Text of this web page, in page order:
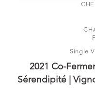
Single
2021 Co-
Sérendipité |